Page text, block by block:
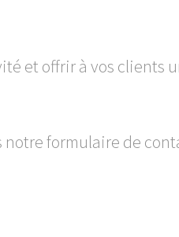
et offrir à vos
formulaire de